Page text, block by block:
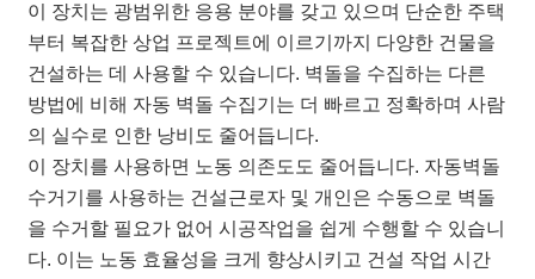
이 장치는 광범위한 응용 분야를 갖고 있으며 단순한 주택
부터 복잡한 상업 프로젝트에 이르기까지 다양한 건물을
건설하는 데 사용할 수 있습니다. 벽돌을 수집하는 다른
방법에 비해 자동 벽돌 수집기는 더 빠르고 정확하며 사람
의 실수로 인한 낭비도 줄어듭니다.
이 장치를 사용하면 노동 의존도도 줄어듭니다. 자동벽돌
수거기를 사용하는 건설근로자 및 개인은 수동으로 벽돌
을 수거할 필요가 없어 시공작업을 쉽게 수행할 수 있습니
다. 이는 노동 효율성을 크게 향상시키고 건설 작업 시간